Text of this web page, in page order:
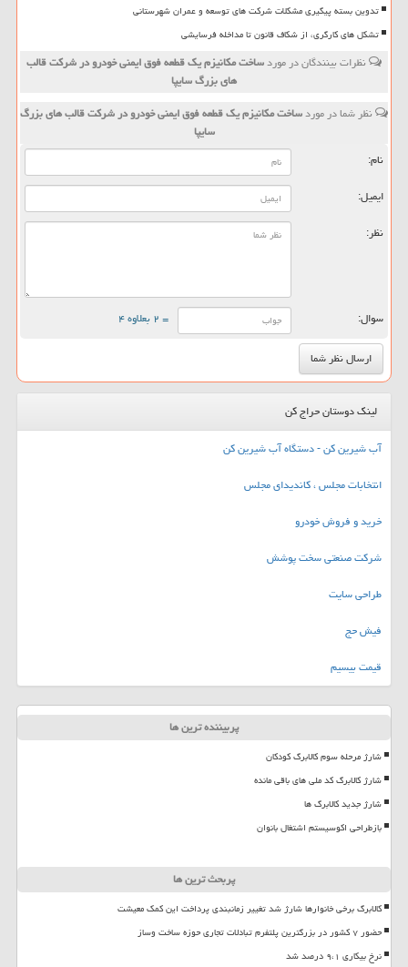
تدوین بسته پیگیری مشکلات شرکت های توسعه و عمران شهرستانی
تشکل های کارگری، از شکاف قانون تا مداخله فرسایشی
نظرات بینندگان در موردساخت مکانیزم یک قطعه فوق ایمنی خودرو در شرکت قالب
های بزرگ سایپا
نظر شما در موردساخت مکانیزم یک قطعه فوق ایمنی خودرو در شرکت قالب های بزرگ
سایپا
نام:
ایمیل:
نظر:
سوال: = ۲ بعلاوه ۴
لینک دوستان حراج کن
آب شیرین کن - دستگاه آب شیرین کن
انتخابات مجلس ، کاندیدای مجلس
خرید و فروش خودرو
شرکت صنعتی سخت پوشش
طراحی سایت
فیش حج
قیمت بیسیم
پربیننده ترین ها
شارژ مرحله سوم کالابرگ کودکان
شارژ کالابرگ کد ملی های باقی مانده
شارژ جدید کالابرگ ها
بازطراحی اکوسیستم اشتغال بانوان
پربحث ترین ها
کالابرگ برخی خانوارها شارژ شد تغییر زمانبندی پرداخت این کمک معیشت
حضور ۷ کشور در بزرگترین پلتفرم تبادلات تجاری حوزه ساخت وساز
نرخ بیکاری ۹،۱ درصد شد